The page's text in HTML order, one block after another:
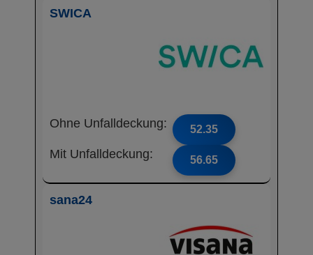
SWICA
Ohne Unfalldeckung: 52.35
Mit Unfalldeckung: 56.65
sana24